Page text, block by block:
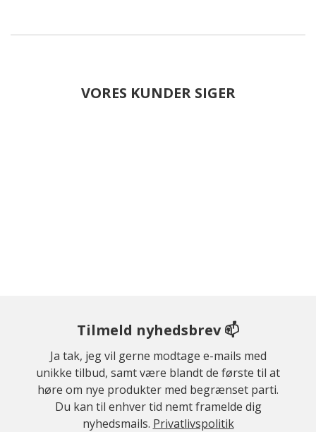
VORES KUNDER SIGER
Tilmeld nyhedsbrev 📫
Ja tak, jeg vil gerne modtage e-mails med
unikke tilbud, samt være blandt de første til at
høre om nye produkter med begrænset parti.
Du kan til enhver tid nemt framelde dig
nyhedsmails. Privatlivspolitik